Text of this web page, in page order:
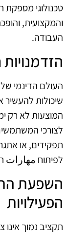
טכנולוגי
והמקצועית,
העבודה.
העולם הדינמי של
המוצעות לא רק
לצורכי
תפקידים, או
לפיתוח مهارات
השפעת
הפעילויות
תקציב נמוך אינו